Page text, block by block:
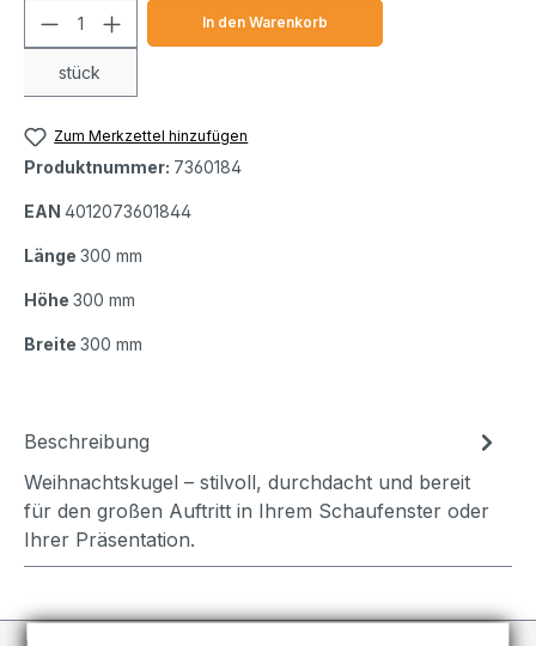
Produkt Anzahl: Gib den
stück
In den Warenkorb
Zum Merkzettel hinzufügen
Produktnummer: 7360184
EAN 4012073601844
Länge 300 mm
Höhe 300 mm
Breite 300 mm
Beschreibung
Weihnachtskugel – stilvoll, durchdacht und bereit
für den großen Auftritt in Ihrem Schaufenster oder
Ihrer Präsentation.